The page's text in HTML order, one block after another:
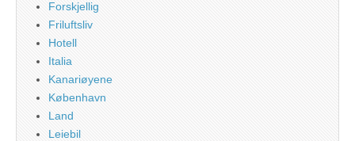
Forskjellig
Friluftsliv
Hotell
Italia
Kanariøyene
København
Land
Leiebil